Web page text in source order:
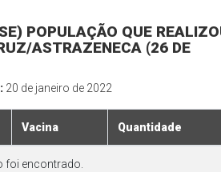
POPULAÇÃO QUE
ASTRAZENECA (26 DE
20 de janeiro de 2022
Vacina Quantidade
foi encontrado.